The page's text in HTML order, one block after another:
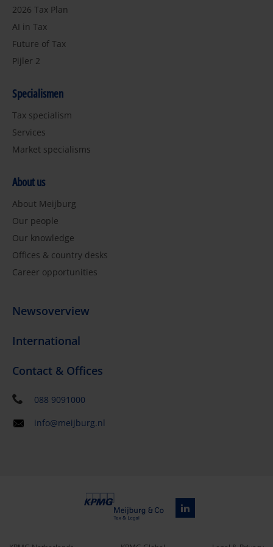
2026 Tax Plan
AI in Tax
Future of Tax
Pijler 2
Specialismen
Tax specialism
Services
Market specialisms
About us
About Meijburg
Our people
Our knowledge
Offices & country desks
Career opportunities
Newsoverview
International
Contact & Offices
088 9091000
info@meijburg.nl